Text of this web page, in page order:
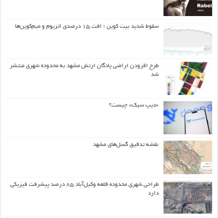
سقوط شدید بیت کوین ؛ افت ۱۵ درصدی اتریوم و میم‌کوین‌ها
طرح افزودن اراضی پادگان ارتش مشهد به محدوده شهری منتشر
شد
«دیپ سیک» چیست؟
نقشه تدقیق گسل‌های مشهد
طراحی شهری محدوده قلعه وکیل‌آباد ۸۵ درصد پیشرفت فیزیکی
دارد